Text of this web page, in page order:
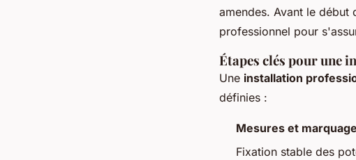
amendes. Avant le
professionnel pour
Étapes clés pour une
Une installation
définies :
Mesures et
Fixation stable des